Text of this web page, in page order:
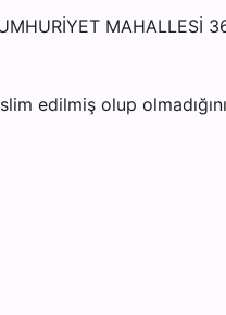
MAHALLESİ
edilmiş olup